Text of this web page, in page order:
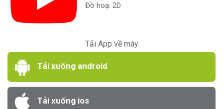
Đồ hoạ: 2D
Tải App về máy
Tải xuống android
Tải xuống ios